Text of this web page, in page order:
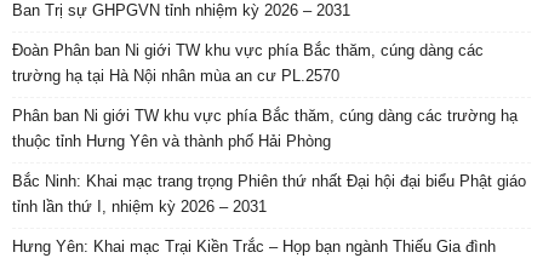
Ban Trị sự GHPGVN tỉnh nhiệm kỳ 2026 – 2031
Đoàn Phân ban Ni giới TW khu vực phía Bắc thăm, cúng dàng các
trường hạ tại Hà Nội nhân mùa an cư PL.2570
Phân ban Ni giới TW khu vực phía Bắc thăm, cúng dàng các trường hạ
thuộc tỉnh Hưng Yên và thành phố Hải Phòng
Bắc Ninh: Khai mạc trang trọng Phiên thứ nhất Đại hội đại biểu Phật giáo
tỉnh lần thứ I, nhiệm kỳ 2026 – 2031
Hưng Yên: Khai mạc Trại Kiền Trắc – Họp bạn ngành Thiếu Gia đình